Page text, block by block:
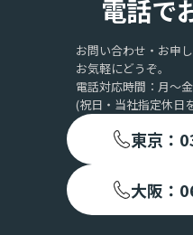
電話で
お問い合わせ・お申
お気軽にどうぞ。
電話対応時間：月〜
(祝日・当社指定休日
東京：
大阪：